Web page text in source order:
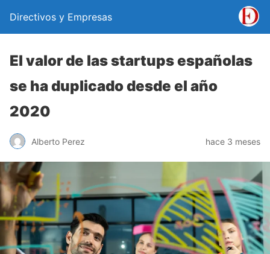
Directivos y Empresas
El valor de las startups españolas
se ha duplicado desde el año
2020
Alberto Perez hace 3 meses